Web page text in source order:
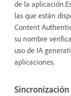
de la
las que están
Content
su nombre
uso de IA
aplicaciones.